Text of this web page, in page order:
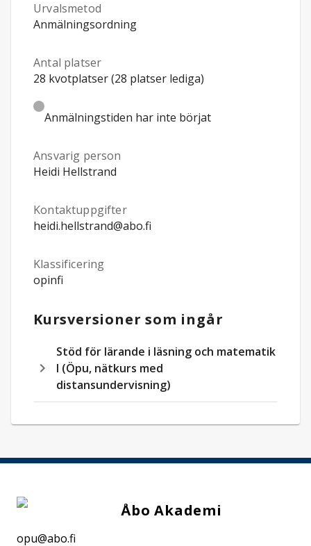
Urvalsmetod
Anmälningsordning
Antal platser
28 kvotplatser (28 platser lediga)
Anmälningstiden har inte börjat
Ansvarig person
Heidi Hellstrand
Kontaktuppgifter
heidi.hellstrand@abo.fi
Klassificering
opinfi
Kursversioner som ingår
Stöd för lärande i läsning och matematik
I (Öpu, nätkurs med
distansundervisning)
Åbo Akademi
opu@abo.fi